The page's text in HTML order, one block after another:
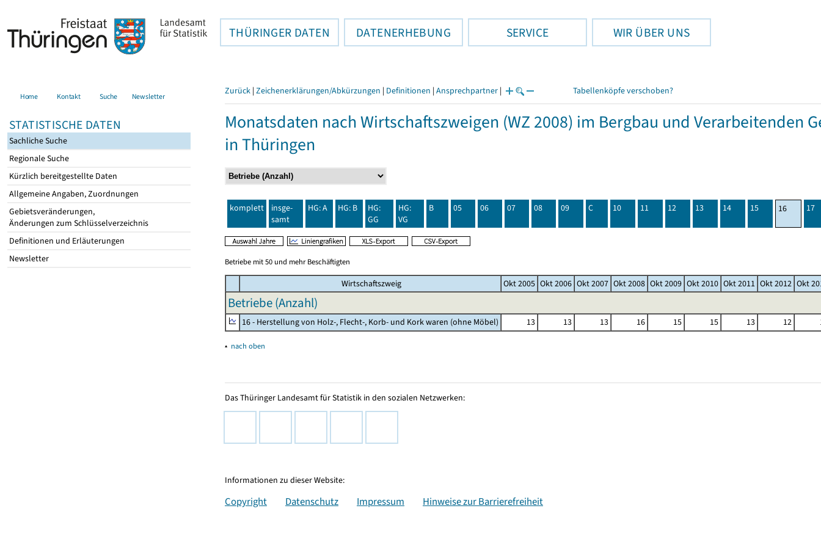
THÜRINGER DATEN DATENERHEBUNG SERVICE WIR ÜBER UNS
Home Kontakt Suche Newsletter
STATISTISCHE DATEN
Sachliche Suche
Regionale Suche
Kürzlich bereitgestellte Daten
Allgemeine Angaben, Zuordnungen
Gebietsveränderungen,
Änderungen zum Schlüsselverzeichnis
Definitionen und Erläuterungen
Newsletter
Zurück | Zeichenerklärungen/Abkürzungen | Definitionen | Ansprechpartner | Tabellenköpfe verschoben?
Monatsdaten nach Wirtschaftszweigen (WZ 2008) im Bergbau und Verarbeitenden
in Thüringen
komplett
insge-
samt
HG: A HG: B
HG:
GG
HG:
VG
B 05 06 07 08 09 C 10 11 12 13 14 15 16 17
Betriebe mit 50 und mehr Beschäftigten
Wirtschaftszweig Okt 2005 Okt 2006 Okt 2007 Okt 2008 Okt 2009 Okt 2010 Okt 2011 Okt 2012 Okt
Betriebe (Anzahl)
16 - Herstellung von Holz-, Flecht-, Korb- und Kork waren (ohne Möbel) 13 13 13 16 15 15 13 12
▴ nach oben
Das Thüringer Landesamt für Statistik in den sozialen Netzwerken:
Informationen zu dieser Website:
Copyright Datenschutz Impressum Hinweise zur Barrierefreiheit